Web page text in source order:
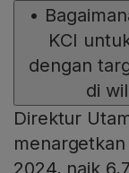
•
KCI
dengan
di
Direktur